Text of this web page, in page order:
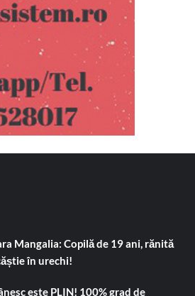
Mangalia: Copilă de 19 ani, rănită
în urechi!
este PLIN! 100% grad de